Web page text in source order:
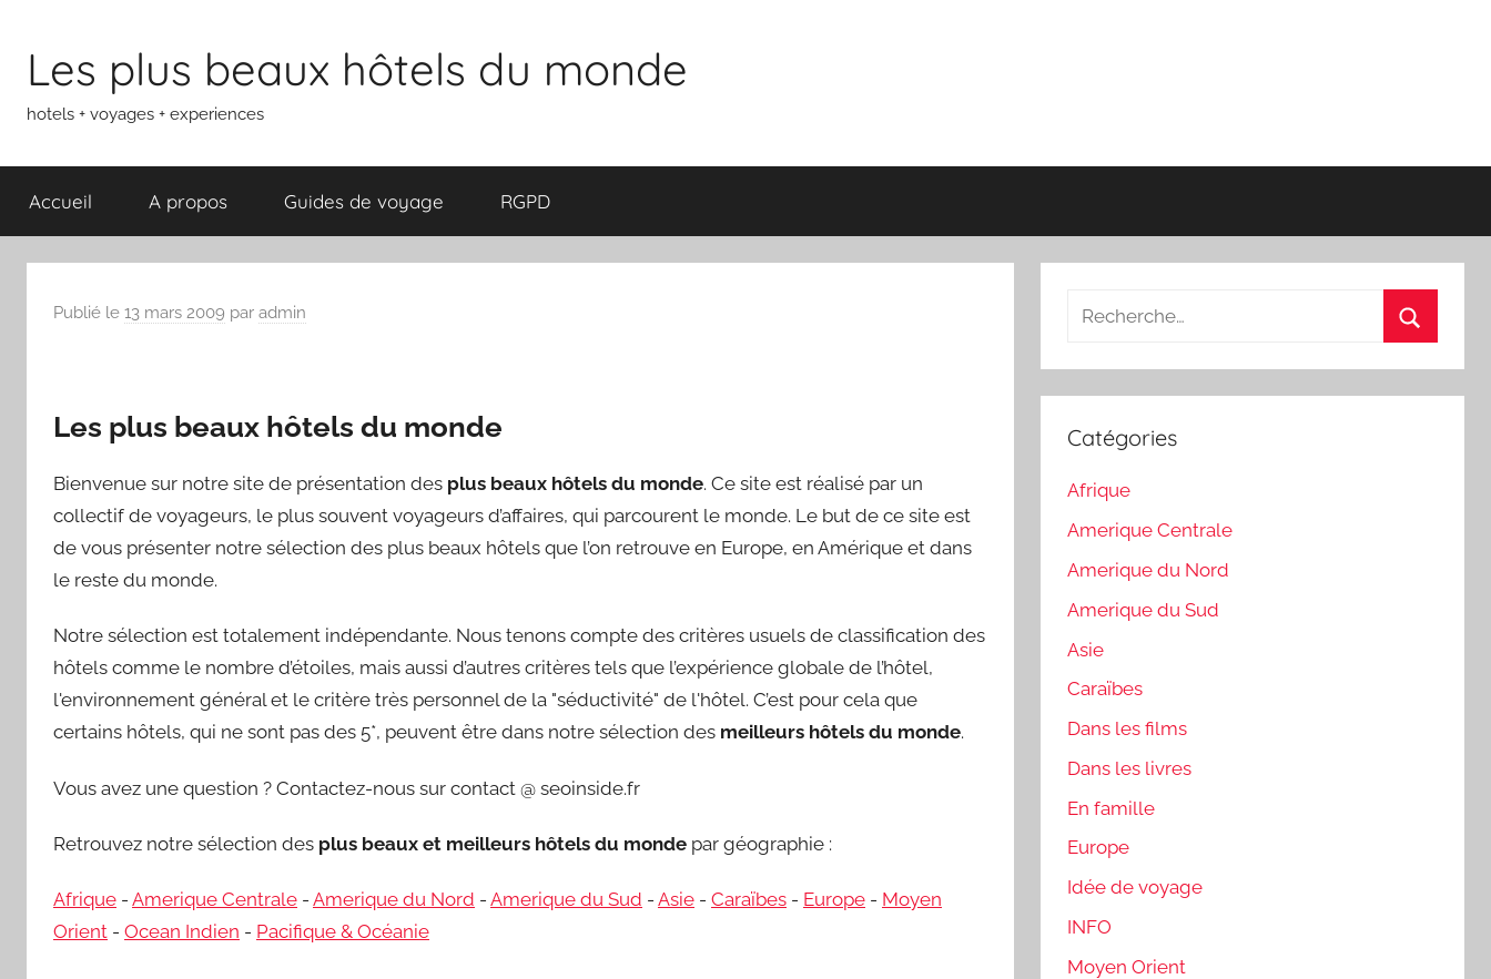
contenu
Les plus beaux hôtels du monde
hotels + voyages + experiences
Accueil A propos Guides de voyage RGPD
Publié le 13 mars 2009 par admin
Les plus beaux hôtels du monde
Bienvenue sur notre site de présentation des plus beaux hôtels du monde. Ce site est réalisé par un
collectif de voyageurs, le plus souvent voyageurs d’affaires, qui parcourent le monde. Le but de ce site est
de vous présenter notre sélection des plus beaux hôtels que l’on retrouve en Europe, en Amérique et dans
le reste du monde.
Notre sélection est totalement indépendante. Nous tenons compte des critères usuels de classification des
hôtels comme le nombre d’étoiles, mais aussi d’autres critères tels que l’expérience globale de l’hôtel,
l'environnement général et le critère très personnel de la "séductivité" de l'hôtel. C’est pour cela que
certains hôtels, qui ne sont pas des 5*, peuvent être dans notre sélection des meilleurs hôtels du monde.
Vous avez une question ? Contactez-nous sur contact @ seoinside.fr
Retrouvez notre sélection des plus beaux et meilleurs hôtels du monde par géographie :
Afrique - Amerique Centrale - Amerique du Nord - Amerique du Sud - Asie - Caraïbes - Europe - Moyen
Orient - Ocean Indien - Pacifique & Océanie
Recherche
:
Catégories
Afrique
Amerique Centrale
Amerique du Nord
Amerique du Sud
Asie
Caraïbes
Dans les films
Dans les livres
En famille
Europe
Idée de voyage
INFO
Moyen Orient